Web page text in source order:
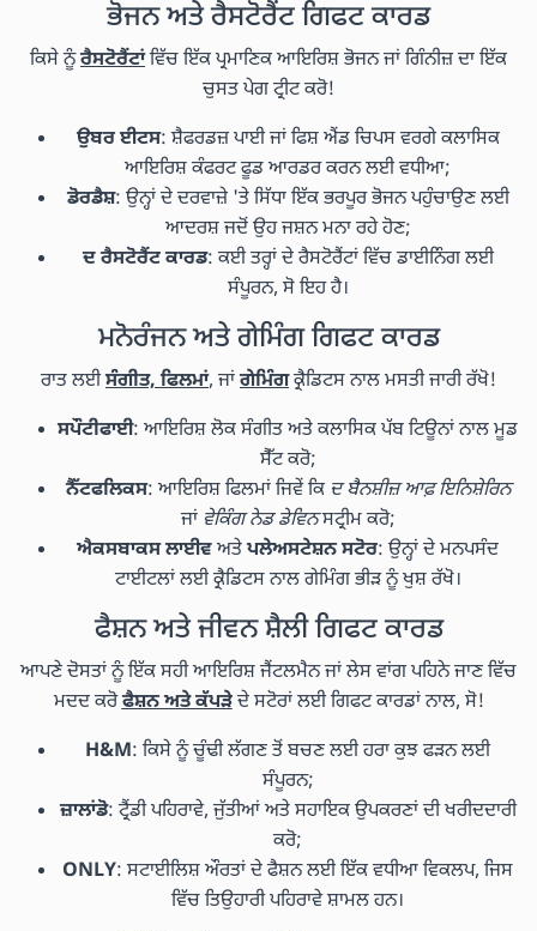
ਭੋਜਨ ਅਤੇ ਰੈਸਟੋਰੈਂਟ ਗਿਫਟ ਕਾਰਡ
ਕਿਸੇ ਨੂੰਰੈਸਟੋਰੈਂਟਾਂਵਿੱਚ ਇੱਕ ਪ੍ਰਮਾਣਿਕ ਆਇਰਿਸ਼ ਭੋਜਨ ਜਾਂ ਗਿੰਨੀਜ਼ ਦਾ ਇੱਕ
ਚੁਸਤ ਪੇਗ ਟ੍ਰੀਟ ਕਰੋ!
ਉਬਰ ਈਟਸ: ਸ਼ੈਫਰਡਜ਼ ਪਾਈ ਜਾਂ ਫਿਸ਼ ਐਂਡ ਚਿਪਸ ਵਰਗੇ ਕਲਾਸਿਕ
ਆਇਰਿਸ਼ ਕੰਫਰਟ ਫੂਡ ਆਰਡਰ ਕਰਨ ਲਈ ਵਧੀਆ;
ਡੋਰਡੈਸ਼: ਉਨ੍ਹਾਂ ਦੇ ਦਰਵਾਜ਼ੇ 'ਤੇ ਸਿੱਧਾ ਇੱਕ ਭਰਪੂਰ ਭੋਜਨ ਪਹੁੰਚਾਉਣ ਲਈ
ਆਦਰਸ਼ ਜਦੋਂ ਉਹ ਜਸ਼ਨ ਮਨਾ ਰਹੇ ਹੋਣ;
ਦ ਰੈਸਟੋਰੈਂਟ ਕਾਰਡ: ਕਈ ਤਰ੍ਹਾਂ ਦੇ ਰੈਸਟੋਰੈਂਟਾਂ ਵਿੱਚ ਡਾਈਨਿੰਗ ਲਈ
ਸੰਪੂਰਨ, ਸੋ ਇਹ ਹੈ।
ਮਨੋਰੰਜਨ ਅਤੇ ਗੇਮਿੰਗ ਗਿਫਟ ਕਾਰਡ
ਰਾਤ ਲਈਸੰਗੀਤ, ਫਿਲਮਾਂ, ਜਾਂਗੇਮਿੰਗਕ੍ਰੈਡਿਟਸ ਨਾਲ ਮਸਤੀ ਜਾਰੀ ਰੱਖੋ!
ਸਪੌਟੀਫਾਈ: ਆਇਰਿਸ਼ ਲੋਕ ਸੰਗੀਤ ਅਤੇ ਕਲਾਸਿਕ ਪੱਬ ਟਿਊਨਾਂ ਨਾਲ ਮੂਡ
ਸੈੱਟ ਕਰੋ;
ਨੈੱਟਫਲਿਕਸ: ਆਇਰਿਸ਼ ਫਿਲਮਾਂ ਜਿਵੇਂ ਕਿ ਦ ਬੈਨਸ਼ੀਜ਼ ਆਫ਼ ਇਨਿਸ਼ੇਰਿਨ
ਜਾਂ ਵੇਕਿੰਗ ਨੇਡ ਡੇਵਿਨਸਟ੍ਰੀਮ ਕਰੋ;
ਐਕਸਬਾਕਸ ਲਾਈਵਅਤੇਪਲੇਅਸਟੇਸ਼ਨ ਸਟੋਰ: ਉਨ੍ਹਾਂ ਦੇ ਮਨਪਸੰਦ
ਟਾਈਟਲਾਂ ਲਈ ਕ੍ਰੈਡਿਟਸ ਨਾਲ ਗੇਮਿੰਗ ਭੀੜ ਨੂੰ ਖੁਸ਼ ਰੱਖੋ।
ਫੈਸ਼ਨ ਅਤੇ ਜੀਵਨ ਸ਼ੈਲੀ ਗਿਫਟ ਕਾਰਡ
ਆਪਣੇ ਦੋਸਤਾਂ ਨੂੰ ਇੱਕ ਸਹੀ ਆਇਰਿਸ਼ ਜੈਂਟਲਮੈਨ ਜਾਂ ਲੇਸ ਵਾਂਗ ਪਹਿਨੇ ਜਾਣ ਵਿੱਚ
ਮਦਦ ਕਰੋਫੈਸ਼ਨ ਅਤੇ ਕੱਪੜੇਦੇ ਸਟੋਰਾਂ ਲਈ ਗਿਫਟ ਕਾਰਡਾਂ ਨਾਲ, ਸੋ!
H&M: ਕਿਸੇ ਨੂੰ ਚੂੰਢੀ ਲੱਗਣ ਤੋਂ ਬਚਣ ਲਈ ਹਰਾ ਕੁਝ ਫੜਨ ਲਈ
ਸੰਪੂਰਨ;
ਜ਼ਾਲਾਂਡੋ: ਟ੍ਰੈਂਡੀ ਪਹਿਰਾਵੇ, ਜੁੱਤੀਆਂ ਅਤੇ ਸਹਾਇਕ ਉਪਕਰਣਾਂ ਦੀ ਖਰੀਦਦਾਰੀ
ਕਰੋ;
ONLY: ਸਟਾਈਲਿਸ਼ ਔਰਤਾਂ ਦੇ ਫੈਸ਼ਨ ਲਈ ਇੱਕ ਵਧੀਆ ਵਿਕਲਪ, ਜਿਸ
ਵਿੱਚ ਤਿਉਹਾਰੀ ਪਹਿਰਾਵੇ ਸ਼ਾਮਲ ਹਨ।